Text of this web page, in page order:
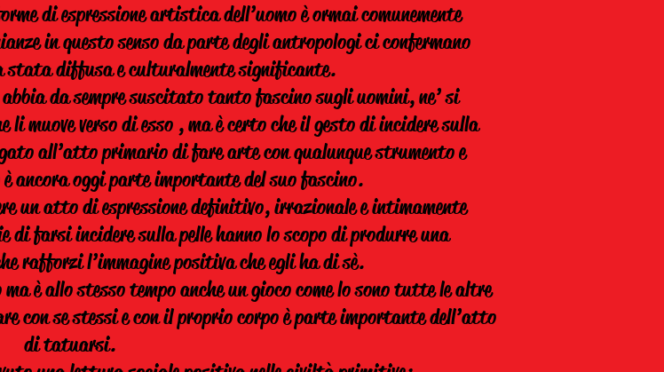
di espressione artistica dell’uomo è ormai comunemente
in questo senso da parte degli antropologi ci confermano
stata diffusa e culturalmente significante.
da sempre suscitato tanto fascino sugli uomini, ne’ si
li muove verso di esso , ma è certo che il gesto di incidere sulla
all’atto primario di fare arte con qualunque strumento e
ancora oggi parte importante del suo fascino.
un atto di espressione definitivo, irrazionale e intimamente
di farsi incidere sulla pelle hanno lo scopo di produrre una
rafforzi l’immagine positiva che egli ha di sè.
è allo stesso tempo anche un gioco come lo sono tutte le altre
con se stessi e con il proprio corpo è parte importante dell’atto
di tatuarsi.